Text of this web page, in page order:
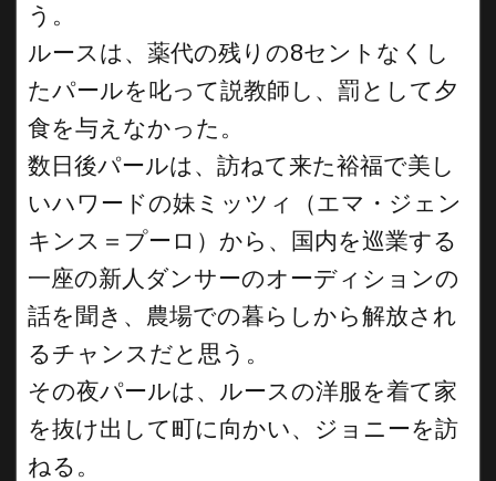
う。
ルースは、薬代の残りの8セントなくし
たパールを叱って説教師し、罰として夕
食を与えなかった。
数日後パールは、訪ねて来た裕福で美し
いハワードの妹ミッツィ（エマ・ジェン
キンス＝プーロ）から、国内を巡業する
一座の新人ダンサーのオーディションの
話を聞き、農場での暮らしから解放され
るチャンスだと思う。
その夜パールは、ルースの洋服を着て家
を抜け出して町に向かい、ジョニーを訪
ねる。